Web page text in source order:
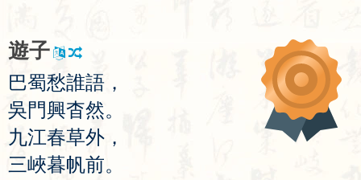
遊子
巴蜀愁誰語 ，
吳門興杳然。
九江春草外 ，
三峽暮帆前。